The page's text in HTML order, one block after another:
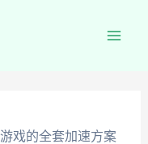
戏的全套加速方案